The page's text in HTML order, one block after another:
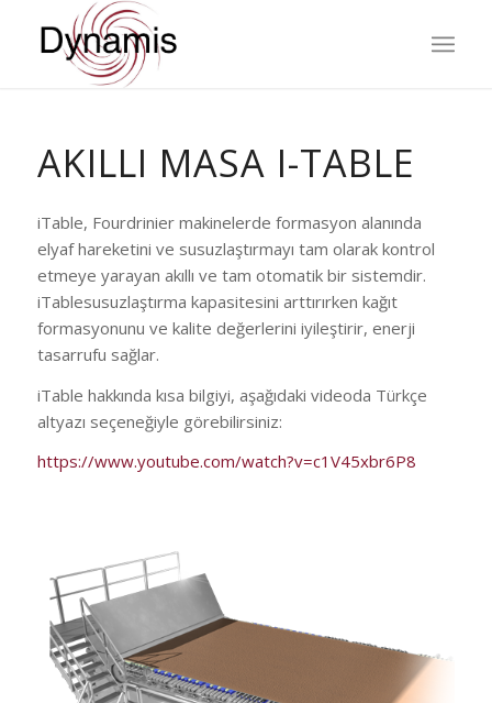
AKILLI MASA I-TABLE
iTable, Fourdrinier makinelerde formasyon alanında
elyaf hareketini ve susuzlaştırmayı tam olarak kontrol
etmeye yarayan akıllı ve tam otomatik bir sistemdir.
iTablesusuzlaştırma kapasitesini arttırırken kağıt
formasyonunu ve kalite değerlerini iyileştirir, enerji
tasarrufu sağlar.
iTable hakkında kısa bilgiyi, aşağıdaki videoda Türkçe
altyazı seçeneğiyle görebilirsiniz:
https://www.youtube.com/watch?v=c1V45xbr6P8